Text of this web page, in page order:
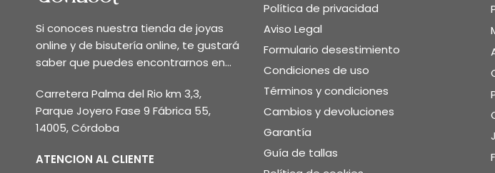
Si conoces nuestra tienda de joyas
online y de bisutería online, te gustará
saber que puedes encontrarnos en...
Carretera Palma del Rio km 3,3,
Parque Joyero Fase 9 Fábrica 55,
14005, Córdoba
ATENCION AL CLIENTE
Política de privacidad
Aviso Legal
Formulario desestimiento
Condiciones de uso
Términos y condiciones
Cambios y devoluciones
Garantía
Guía de tallas